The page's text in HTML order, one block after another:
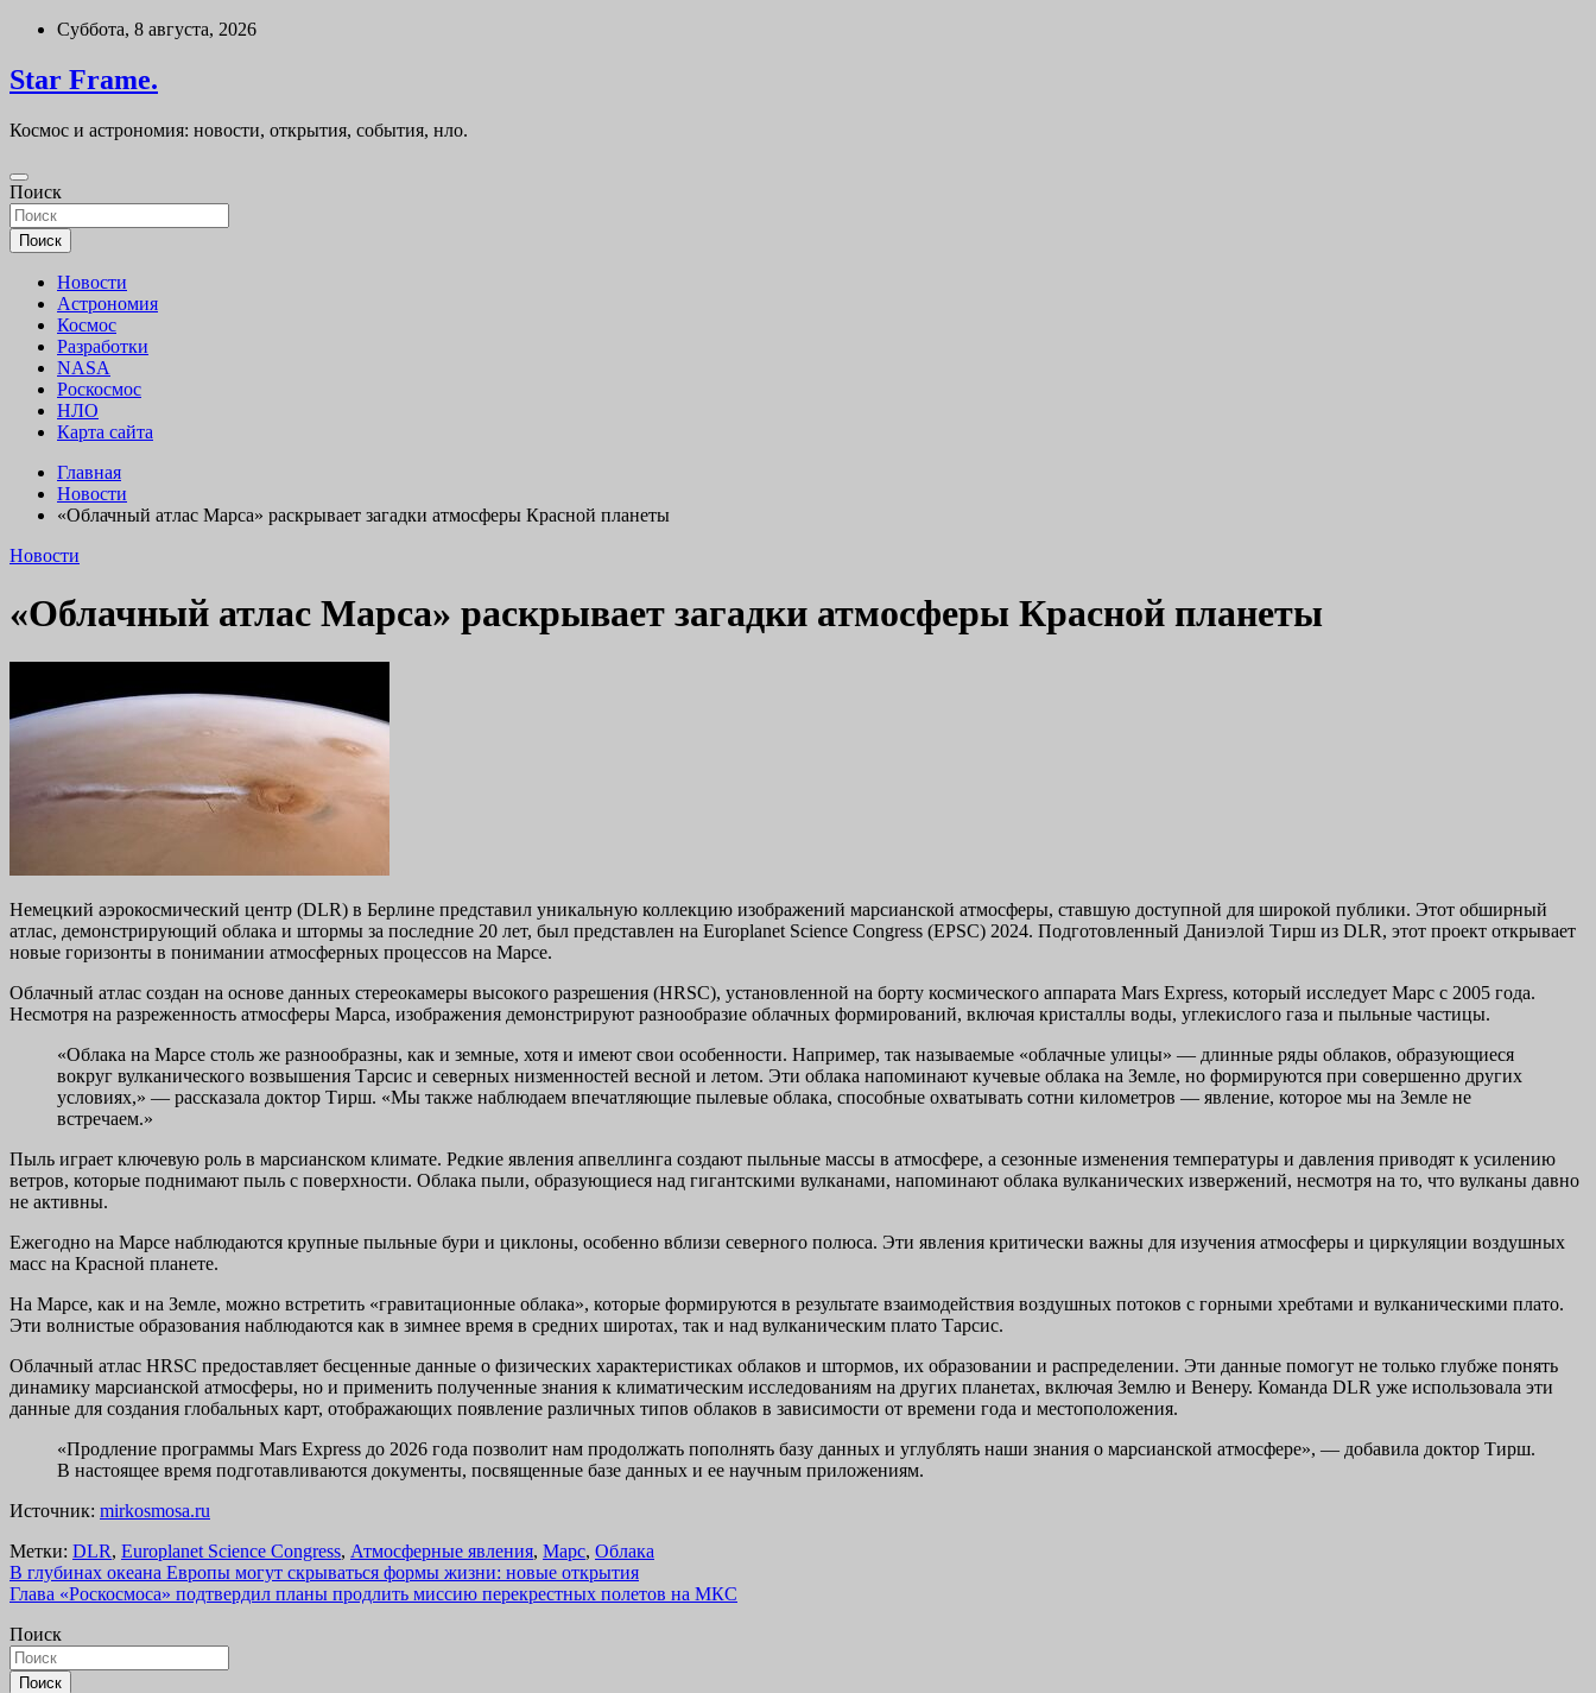
Перейти
содержимому
Суббота, 8 августа, 2026
Star Frame.
Космос и астрономия: новости, открытия, события, нло.
Поиск
Поиск
Новости
Астрономия
Космос
Разработки
NASA
Роскосмос
НЛО
Карта сайта
Главная
Новости
«Облачный атлас Марса» раскрывает загадки атмосферы Красной планеты
Новости
«Облачный атлас Марса» раскрывает загадки атмосферы Красной планеты
Немецкий аэрокосмический центр (DLR) в Берлине представил уникальную коллекцию изображений марсианской атмосферы, ставшую доступной для широкой публики. Этот обширный
атлас, демонстрирующий облака и штормы за последние 20 лет, был представлен на Europlanet Science Congress (EPSC) 2024. Подготовленный Даниэлой Тирш из DLR, этот проект открывает
новые горизонты в понимании атмосферных процессов на Марсе.
Облачный атлас создан на основе данных стереокамеры высокого разрешения (HRSC), установленной на борту космического аппарата Mars Express, который исследует Марс с 2005 года.
Несмотря на разреженность атмосферы Марса, изображения демонстрируют разнообразие облачных формирований, включая кристаллы воды, углекислого газа и пыльные частицы.
«Облака на Марсе столь же разнообразны, как и земные, хотя и имеют свои особенности. Например, так называемые «облачные улицы» — длинные ряды облаков, образующиеся
вокруг вулканического возвышения Тарсис и северных низменностей весной и летом. Эти облака напоминают кучевые облака на Земле, но формируются при совершенно других
условиях,» — рассказала доктор Тирш. «Мы также наблюдаем впечатляющие пылевые облака, способные охватывать сотни километров — явление, которое мы на Земле не
встречаем.»
Пыль играет ключевую роль в марсианском климате. Редкие явления апвеллинга создают пыльные массы в атмосфере, а сезонные изменения температуры и давления приводят к усилению
ветров, которые поднимают пыль с поверхности. Облака пыли, образующиеся над гигантскими вулканами, напоминают облака вулканических извержений, несмотря на то, что вулканы давно
не активны.
Ежегодно на Марсе наблюдаются крупные пыльные бури и циклоны, особенно вблизи северного полюса. Эти явления критически важны для изучения атмосферы и циркуляции воздушных
масс на Красной планете.
На Марсе, как и на Земле, можно встретить «гравитационные облака», которые формируются в результате взаимодействия воздушных потоков с горными хребтами и вулканическими плато.
Эти волнистые образования наблюдаются как в зимнее время в средних широтах, так и над вулканическим плато Тарсис.
Облачный атлас HRSC предоставляет бесценные данные о физических характеристиках облаков и штормов, их образовании и распределении. Эти данные помогут не только глубже понять
динамику марсианской атмосферы, но и применить полученные знания к климатическим исследованиям на других планетах, включая Землю и Венеру. Команда DLR уже использовала эти
данные для создания глобальных карт, отображающих появление различных типов облаков в зависимости от времени года и местоположения.
«Продление программы Mars Express до 2026 года позволит нам продолжать пополнять базу данных и углублять наши знания о марсианской атмосфере», — добавила доктор Тирш.
В настоящее время подготавливаются документы, посвященные базе данных и ее научным приложениям.
Источник: mirkosmosa.ru
Метки: DLR, Europlanet Science Congress, Атмосферные явления, Марс, Облака
Навигация
по
записям
В глубинах океана Европы могут скрываться формы жизни: новые открытия
Глава «Роскосмоса» подтвердил планы продлить миссию перекрестных полетов на МКС
Поиск
Поиск